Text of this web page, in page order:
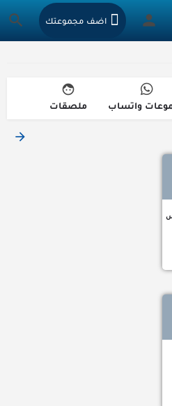
اضف مجموعتك
واتساب ملصقات
عثمان الجزء الخامس
جديد + ماضي) + حلقة تجويد (تصحيح تلاوة
مباشرة - لحظة بلحظة !⚡️📈💰 أسرع واهم